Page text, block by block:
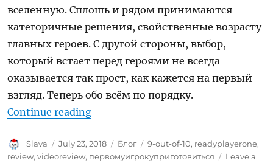
вселенную. Сплошь и рядом принимаются
категоричные решения, свойственные возрасту
главных героев. С другой стороны, выбор,
который встает перед героями не всегда
оказывается так прост, как кажется на первый
взгляд. Теперь обо всём по порядку.
Continue reading“Первому игроку приготовиться
Author
Slava
Posted
on
July 23, 2018 Categories
Блог Tags
9-out-of-10, readyplayerone,
review,videoreview, первомуигрокуприготовиться
Leave a